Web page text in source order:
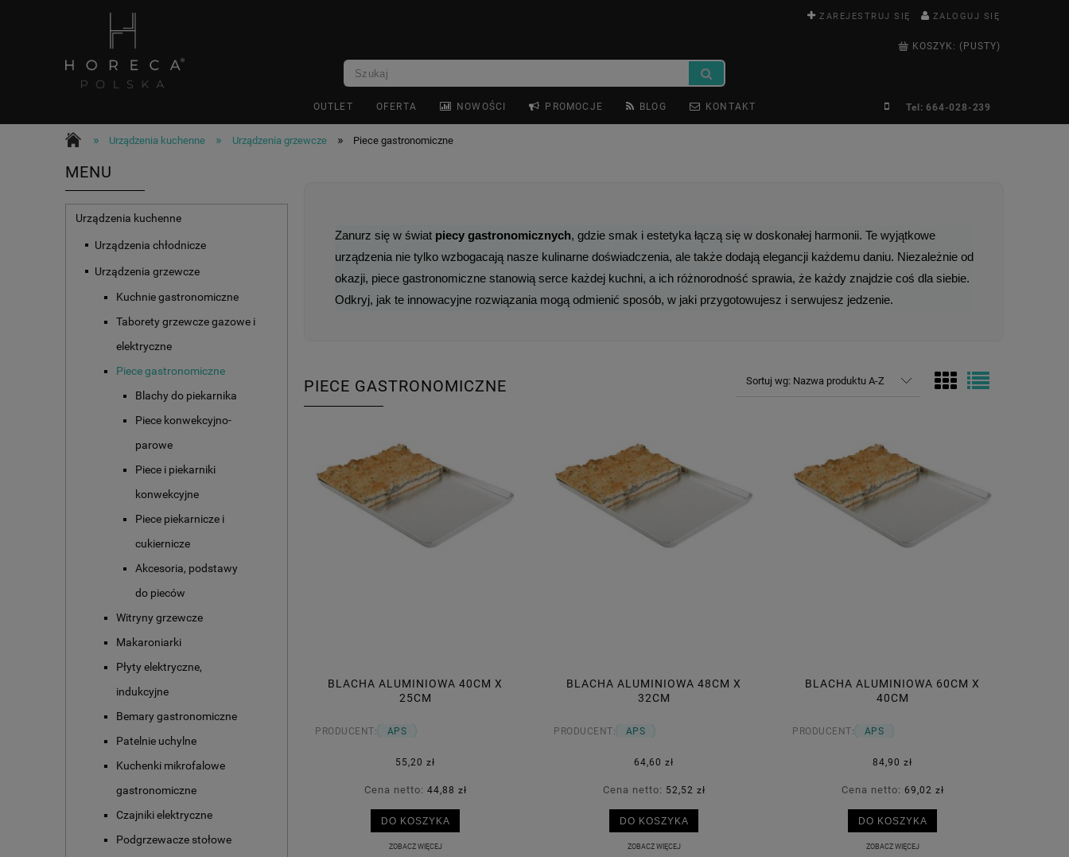
ZAREJESTRUJ SIĘ ZALOGUJ SIĘ
KOSZYK: (PUSTY)
OUTLET OFERTA NOWOŚCI PROMOCJE BLOG KONTAKT Tel: 664-028-239
» Urządzenia kuchenne » Urządzenia grzewcze » Piece gastronomiczne
MENU
Urządzenia kuchenne
Urządzenia chłodnicze
Urządzenia grzewcze
Kuchnie gastronomiczne
Taborety grzewcze gazowe i
elektryczne
Piece gastronomiczne
Blachy do piekarnika
Piece konwekcyjno-
parowe
Piece i piekarniki
konwekcyjne
Piece piekarnicze i
cukiernicze
Akcesoria, podstawy
do pieców
Witryny grzewcze
Makaroniarki
Płyty elektryczne,
indukcyjne
Bemary gastronomiczne
Patelnie uchylne
Kuchenki mikrofalowe
gastronomiczne
Czajniki elektryczne
Podgrzewacze stołowe
Zanurz się w świat piecy gastronomicznych, gdzie smak i estetyka łączą się w doskonałej harmonii. Te wyjątkowe
urządzenia nie tylko wzbogacają nasze kulinarne doświadczenia, ale także dodają elegancji każdemu daniu. Niezależnie od
okazji, piece gastronomiczne stanowią serce każdej kuchni, a ich różnorodność sprawia, że każdy znajdzie coś dla siebie.
Odkryj, jak te innowacyjne rozwiązania mogą odmienić sposób, w jaki przygotowujesz i serwujesz jedzenie.
PIECE GASTRONOMICZNE Sortuj wg: Nazwa produktu A-Z
BLACHA ALUMINIOWA 40CM X
25CM
PRODUCENT: APS
55,20 zł
Cena netto: 44,88 zł
DO KOSZYKA
ZOBACZ WIĘCEJ
BLACHA ALUMINIOWA 48CM X
32CM
PRODUCENT: APS
64,60 zł
Cena netto: 52,52 zł
DO KOSZYKA
ZOBACZ WIĘCEJ
BLACHA ALUMINIOWA 60CM X
40CM
PRODUCENT: APS
84,90 zł
Cena netto: 69,02 zł
DO KOSZYKA
ZOBACZ WIĘCEJ